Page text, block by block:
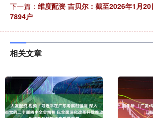
下一篇： 维度配资 吉贝尔：截至2026年1月
7894户
相关文章